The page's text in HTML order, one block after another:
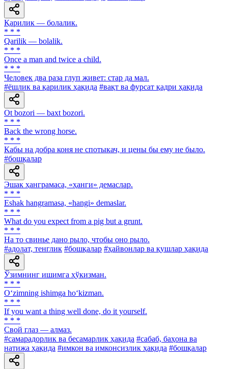
Қарилик — болалик.
* * *
Qarilik — bolalik.
* * *
Once a man and twice a child.
* * *
Человек два раза глуп живет: стар да мал.
#ёшлик ва қарилик ҳақида #вақт ва фурсат қадри ҳақида
Ot bozori — baxt bozori.
* * *
Back the wrong horse.
* * *
Кабы на добра коня не спотыкач, и цены бы ему не было.
#бошқалар
Эшак ҳанграмаса, «ҳанги» демаслар.
* * *
Eshak hangramasa, «hangi» demaslar.
* * *
What do you expect from a pig but a grunt.
* * *
На то свинье дано рыло, чтобы оно рыло.
#адолат, тенглик #бошқалар #ҳайвонлар ва қушлар ҳақида
Ўзимнинг ишимга ҳўкизман.
* * *
O‘zimning ishimga ho‘kizman.
* * *
If you want a thing well done, do it yourself.
* * *
Свой глаз — алмаз.
#самарадорлик ва бесамарлик ҳақида #сабаб, баҳона ва
натижа ҳақида #имкон ва имконсизлик ҳақида #бошқалар